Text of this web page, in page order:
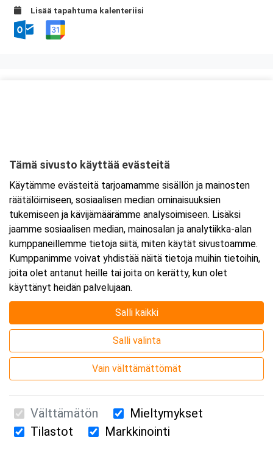
Lisää tapahtuma kalenteriisi
Tarkempi kartta ja ajo-ohjeet
Suomen Ensiapukoulutus Oy / Valimotie 21 / 00380 Helsinki
Tämä sivusto käyttää evästeitä
Käytämme evästeitä tarjoamamme sisällön ja mainosten
räätälöimiseen, sosiaalisen median ominaisuuksien
tukemiseen ja kävijämäärämme analysoimiseen. Lisäksi
jaamme sosiaalisen median, mainosalan ja analytiikka-alan
kumppaneillemme tietoja siitä, miten käytät sivustoamme.
Kumppanimme voivat yhdistää näitä tietoja muihin tietoihin,
joita olet antanut heille tai joita on kerätty, kun olet
käyttänyt heidän palvelujaan.
Salli kaikki
Salli valinta
Vain välttämättömät
Välttämätön
Mieltymykset
Tilastot
Markkinointi